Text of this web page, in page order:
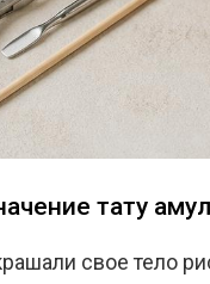
тату
свое тело